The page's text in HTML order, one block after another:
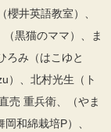
櫻井英語教室）、
黒猫のママ）、ま
ろみ（はこゆと
）、北村光生（ト
売 重兵衛、（やま
和綿栽培P）、